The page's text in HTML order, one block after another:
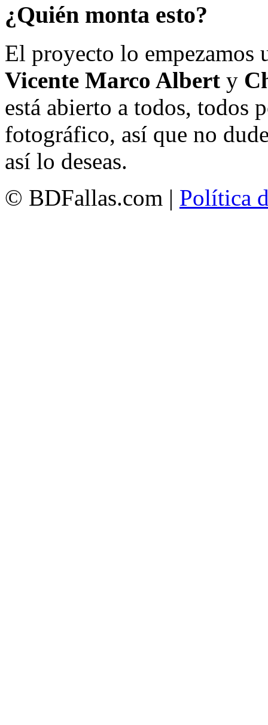
¿Quién monta esto?
El proyecto lo empezamos
Vicente Marco Albert y
está abierto a todos, todos
fotográfico, así que no
así lo deseas.
© BDFallas.com | Política